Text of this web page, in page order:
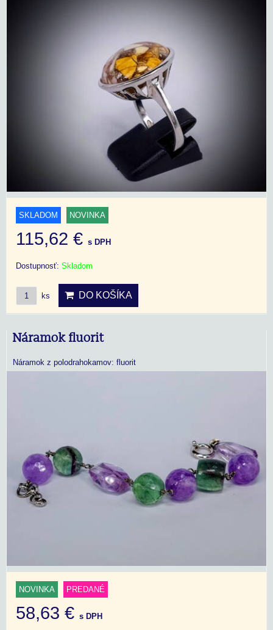
SKLADOM NOVINKA
115,62 € s DPH
Dostupnosť: Skladom
ks DO KOŠÍKA
Náramok fluorit
Náramok z polodrahokamov: fluorit
NOVINKA PREDANÉ
58,63 € s DPH